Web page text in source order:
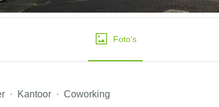
Foto's
Kantoor Coworking